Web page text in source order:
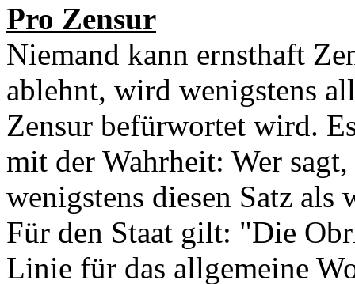
Pro Zensur
Niemand kann ernsthaft
ablehnt, wird wenigstens
Zensur befürwortet wird.
mit der Wahrheit: Wer
wenigstens diesen Satz als
Für den Staat gilt: "Die
Linie für das allgemeine